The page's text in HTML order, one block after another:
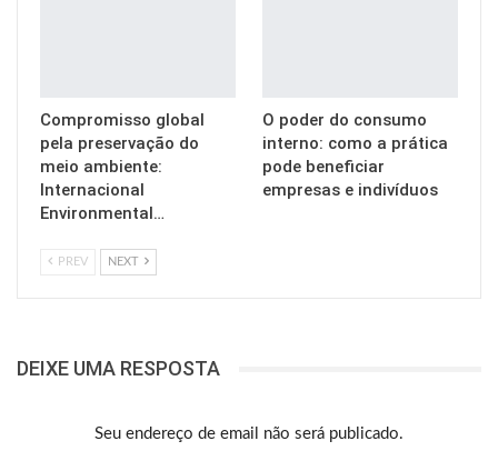
Compromisso global
pela preservação do
meio ambiente:
Internacional
Environmental…
O poder do consumo
interno: como a prática
pode beneficiar
empresas e indivíduos
PREV NEXT
DEIXE UMA RESPOSTA
Seu endereço de email não será publicado.